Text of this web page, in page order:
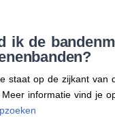
ik de
staat op de zijkant van
informatie vind je